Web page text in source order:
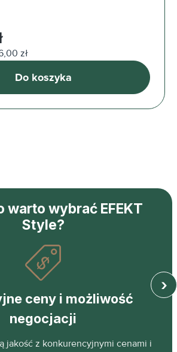
zł
Do koszyka
warto wybrać EFEKT
Style?
ceny i możliwość
negocjacji
jakość z konkurencyjnymi cenami i
›